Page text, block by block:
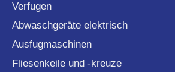
Verfugen
Abwaschgeräte elektrisch
Ausfugmaschinen
Fliesenkeile und -kreuze